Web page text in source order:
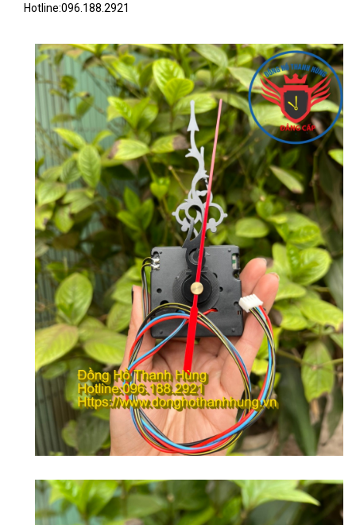
Hotline:096.188.2921